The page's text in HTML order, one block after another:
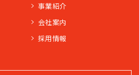
事業紹介
会社案内
採用情報